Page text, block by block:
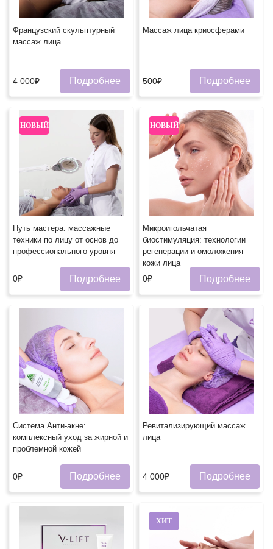
Французский скульптурный
массаж лица
4 000₽ Подробнее
Массаж лица криосферами
500₽ Подробнее
НОВЫЙ
Путь мастера: массажные
техники по лицу от основ до
профессионального уровня
0₽ Подробнее
НОВЫЙ
Микроигольчатая
биостимуляция: технологии
регенерации и омоложения
кожи лица
0₽ Подробнее
Система Анти-акне:
комплексный уход за жирной и
проблемной кожей
0₽ Подробнее
Ревитализирующий массаж
лица
4 000₽ Подробнее
ХИТ